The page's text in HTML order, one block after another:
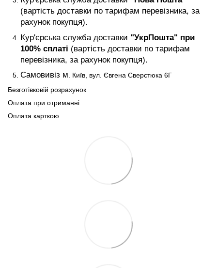
(вартість доставки по тарифам перевізника, за
рахунок покупця).
Кур'єрська служба доставки "УкрПошта" при
100% сплаті (вартість доставки по тарифам
перевізника, за рахунок покупця).
Самовивіз м . Київ, вул. Євгена Сверстюка 6Г
Безготівковій розрахунок
Оплата при отриманні
Оплата карткою